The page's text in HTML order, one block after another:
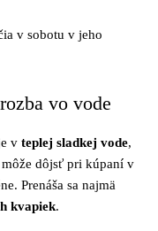
v sobotu v jeho
vo vode
v teplej sladkej vode,
dôjsť pri kúpaní v
Prenáša sa najmä
kvapiek.